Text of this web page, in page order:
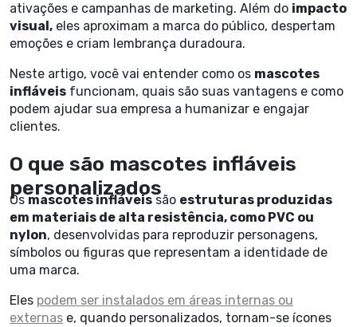
ativações e campanhas de marketing. Além do impacto
visual, eles aproximam a marca do público, despertam
emoções e criam lembrança duradoura.
Neste artigo, você vai entender como os mascotes
infláveis funcionam, quais são suas vantagens e como
podem ajudar sua empresa a humanizar e engajar
clientes.
O que são mascotes infláveis
personalizados
Os mascotes infláveis são estruturas produzidas
em materiais de alta resistência, como PVC ou
nylon, desenvolvidas para reproduzir personagens,
símbolos ou figuras que representam a identidade de
uma marca.
Eles podem ser instalados em áreas internas ou
externas e, quando personalizados, tornam-se ícones